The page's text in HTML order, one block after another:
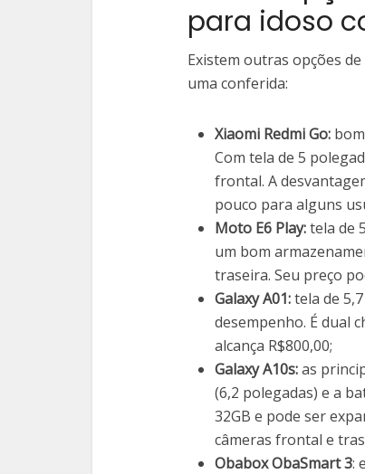
para idoso
Existem outras opções
uma conferida:
Xiaomi Redmi Go:
Com tela de 5
frontal. A
pouco para alguns
Moto E6 Play:tela de
um bom
traseira. Seu preço
Galaxy A01:tela de
desempenho. É dual
alcança R$800,00;
Galaxy A10s:as
(6,2 polegadas) e a
32GB e pode ser
câmeras frontal e
Obabox ObaSmart 3: